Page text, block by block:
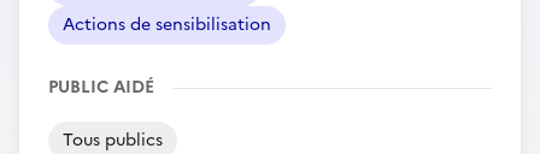
Actions de sensibilisation
PUBLIC AIDÉ
Tous publics